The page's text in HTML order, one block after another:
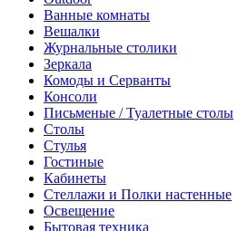
Ванные комнаты
Вешалки
Журнальные столики
Зеркала
Комоды и Серванты
Консоли
Письменые / Туалетные столы
Столы
Стулья
Гостиные
Кабинеты
Стеллажи и Полки настенные
Освещение
Бытовая техника